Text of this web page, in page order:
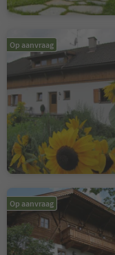
Op aanvraag
Op aanvraag